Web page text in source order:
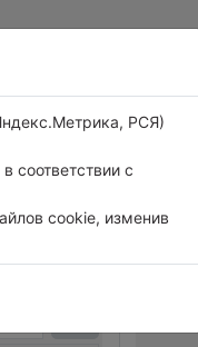
РСЯ)
соответствии с
cookie, изменив